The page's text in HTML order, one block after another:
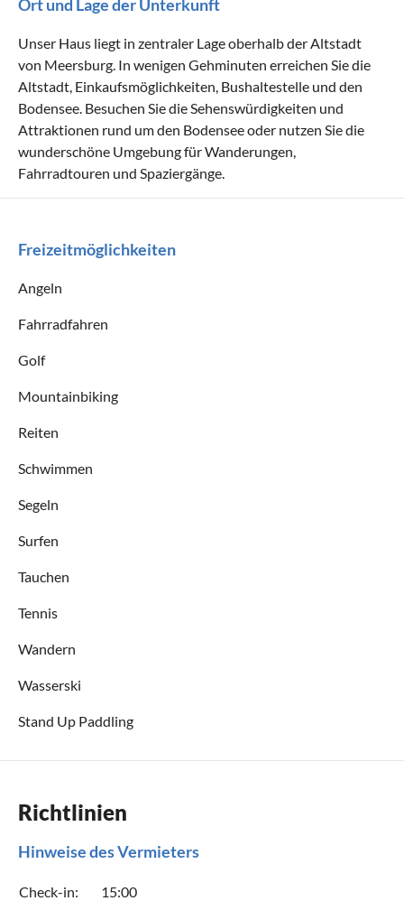
Ort und Lage der Unterkunft
Unser Haus liegt in zentraler Lage oberhalb der Altstadt
von Meersburg. In wenigen Gehminuten erreichen Sie die
Altstadt, Einkaufsmöglichkeiten, Bushaltestelle und den
Bodensee. Besuchen Sie die Sehenswürdigkeiten und
Attraktionen rund um den Bodensee oder nutzen Sie die
wunderschöne Umgebung für Wanderungen,
Fahrradtouren und Spaziergänge.
Freizeitmöglichkeiten
Angeln
Fahrradfahren
Golf
Mountainbiking
Reiten
Schwimmen
Segeln
Surfen
Tauchen
Tennis
Wandern
Wasserski
Stand Up Paddling
Richtlinien
Hinweise des Vermieters
Check-in:
15:00